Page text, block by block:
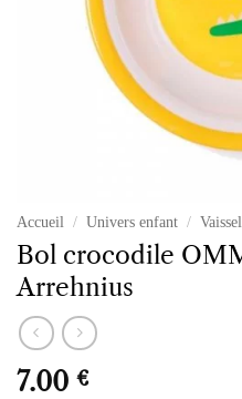
Accueil / Univers enfant /
Bol crocodile
Arrehnius
7.00 €